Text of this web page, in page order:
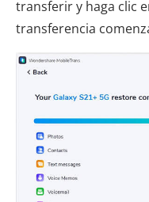
transferir y haga clic
transferencia